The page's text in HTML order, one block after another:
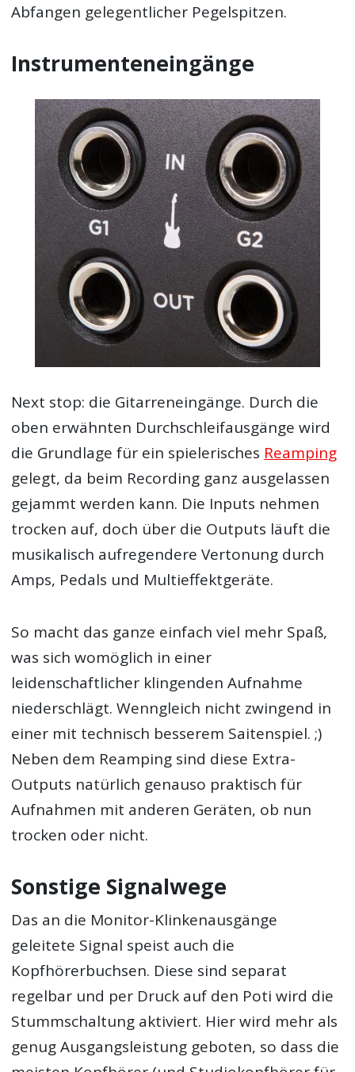
Abfangen gelegentlicher Pegelspitzen.
Instrumenteneingänge
Next stop: die Gitarreneingänge. Durch die
oben erwähnten Durchschleifausgänge wird
die Grundlage für ein spielerisches Reamping
gelegt, da beim Recording ganz ausgelassen
gejammt werden kann. Die Inputs nehmen
trocken auf, doch über die Outputs läuft die
musikalisch aufregendere Vertonung durch
Amps, Pedals und Multieffektgeräte.
So macht das ganze einfach viel mehr Spaß,
was sich womöglich in einer
leidenschaftlicher klingenden Aufnahme
niederschlägt. Wenngleich nicht zwingend in
einer mit technisch besserem Saitenspiel. ;)
Neben dem Reamping sind diese Extra-
Outputs natürlich genauso praktisch für
Aufnahmen mit anderen Geräten, ob nun
trocken oder nicht.
Sonstige Signalwege
Das an die Monitor-Klinkenausgänge
geleitete Signal speist auch die
Kopfhörerbuchsen. Diese sind separat
regelbar und per Druck auf den Poti wird die
Stummschaltung aktiviert. Hier wird mehr als
genug Ausgangsleistung geboten, so dass die